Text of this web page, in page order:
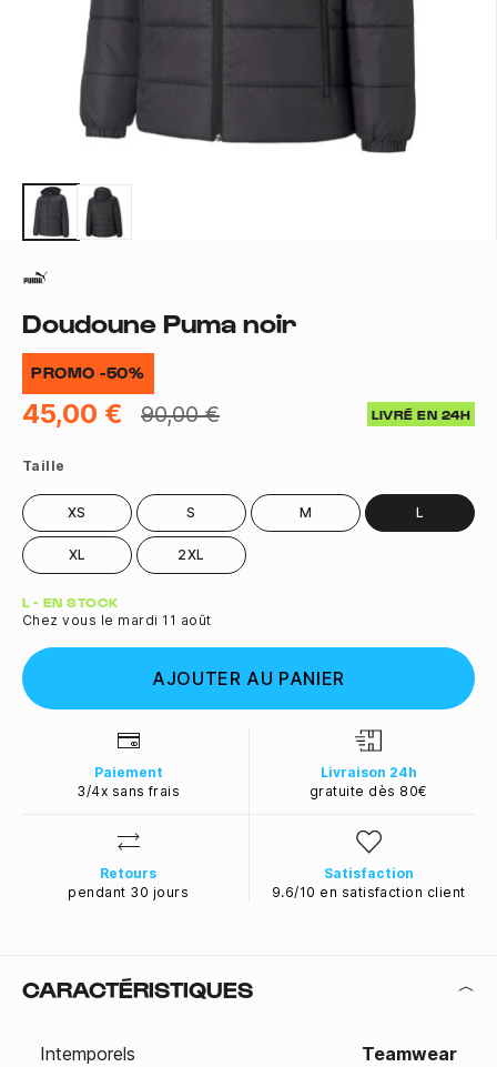
Doudoune Puma noir
PROMO -50%
45,00 € 90,00 € LIVRÉ EN 24H
Taille
XS S M L
XL 2XL
Quantité
L - EN STOCK
Chez vous le mardi 11 août
AJOUTER AU PANIER
Paiement
3/4x sans frais
Livraison 24h
gratuite dès 80€
Retours
pendant 30 jours
Satisfaction
9.6/10 en satisfaction client
CARACTÉRISTIQUES
Intemporels Teamwear